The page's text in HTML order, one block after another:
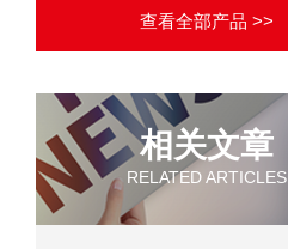
查看全部产品 >>
相关文章
RELATED ARTICLES